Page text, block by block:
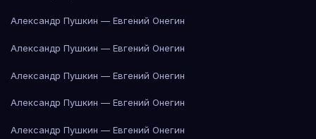
Александр Пушкин — Евгений Онегин
Александр Пушкин — Евгений Онегин
Александр Пушкин — Евгений Онегин
Александр Пушкин — Евгений Онегин
Александр Пушкин — Евгений Онегин